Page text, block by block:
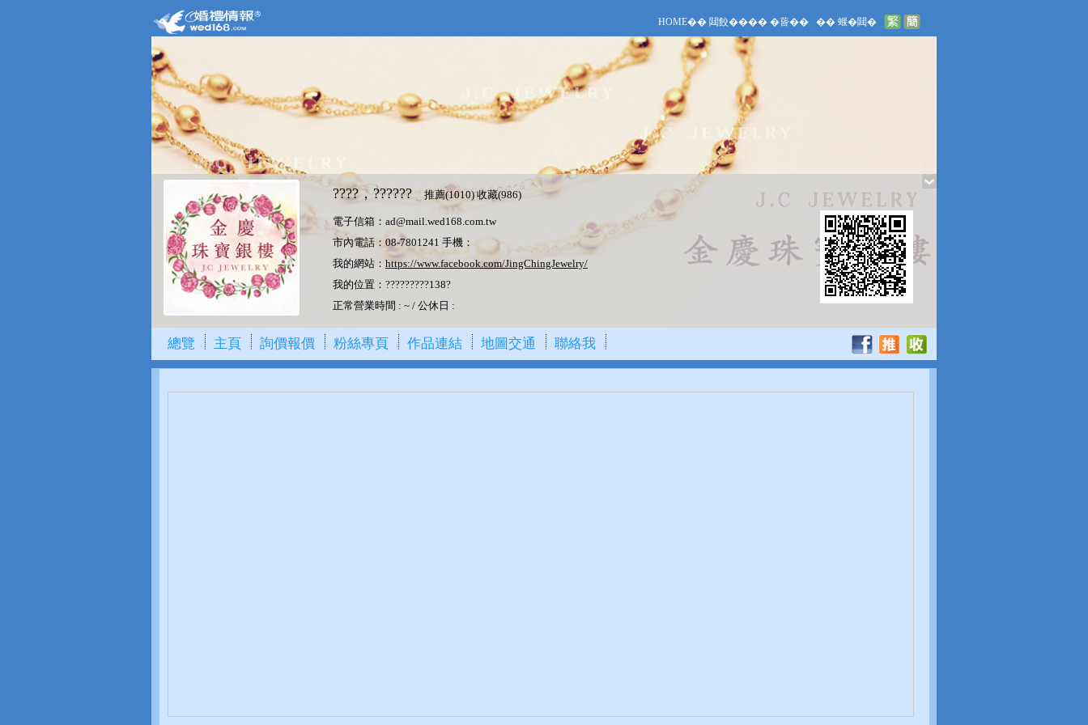
HOME�� 閮餃���� �蒈�� �� 蝘�閮�
????，?????? 推薦(1010) 收藏(986)
電子信箱：ad@mail.wed168.com.tw
市內電話：08-7801241 手機：
我的網站： https://www.facebook.com/JingChingJewelry/
我的位置：?????????138?
正常營業時間 : ~ / 公休日 :
總覽 主頁 詢價報價 粉絲專頁 作品連結 地圖交通 聯絡我